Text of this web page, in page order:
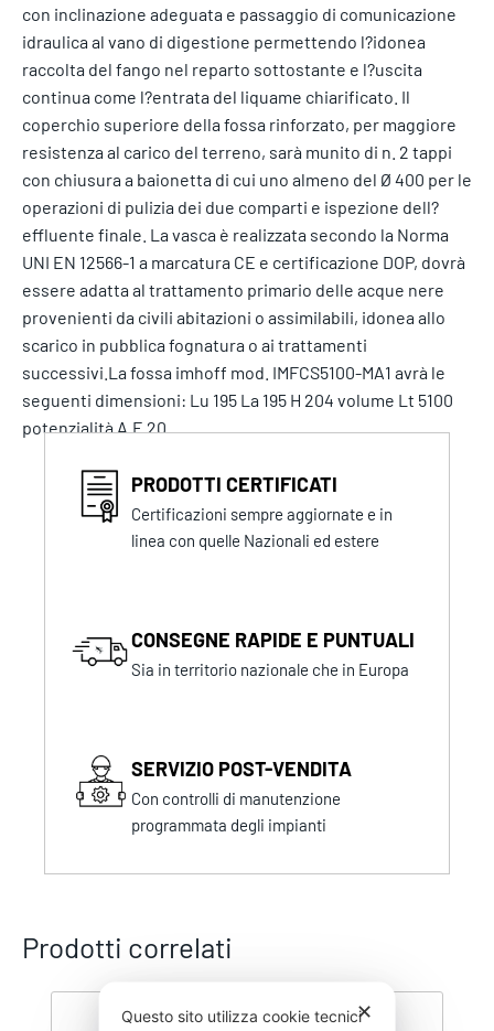
con inclinazione adeguata e passaggio di comunicazione
idraulica al vano di digestione permettendo l?idonea
raccolta del fango nel reparto sottostante e l?uscita
continua come l?entrata del liquame chiarificato. Il
coperchio superiore della fossa rinforzato, per maggiore
resistenza al carico del terreno, sarà munito di n. 2 tappi
con chiusura a baionetta di cui uno almeno del Ø 400 per le
operazioni di pulizia dei due comparti e ispezione dell?
effluente finale. La vasca è realizzata secondo la Norma
UNI EN 12566-1 a marcatura CE e certificazione DOP, dovrà
essere adatta al trattamento primario delle acque nere
provenienti da civili abitazioni o assimilabili, idonea allo
scarico in pubblica fognatura o ai trattamenti
successivi.La fossa imhoff mod. IMFCS5100-MA1 avrà le
seguenti dimensioni: Lu 195 La 195 H 204 volume Lt 5100
potenzialità A.E 20
PRODOTTI CERTIFICATI
Certificazioni sempre aggiornate e in
linea con quelle Nazionali ed estere
CONSEGNE RAPIDE E PUNTUALI
Sia in territorio nazionale che in Europa
SERVIZIO POST-VENDITA
Con controlli di manutenzione
programmata degli impianti
Prodotti correlati
✕
Questo sito utilizza cookie tecnici